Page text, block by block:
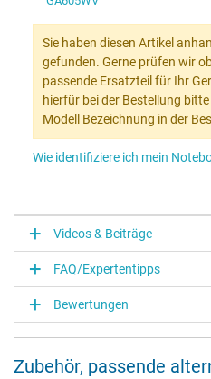
Sie haben diesen Artikel
gefunden. Gerne prüfen wir
passende Ersatzteil für Ihr
hierfür bei der Bestellung
Modell Bezeichnung in der
Wie identifiziere ich mein
Videos & Beiträge
FAQ/Expertentipps
Bewertungen
Zubehör, passende